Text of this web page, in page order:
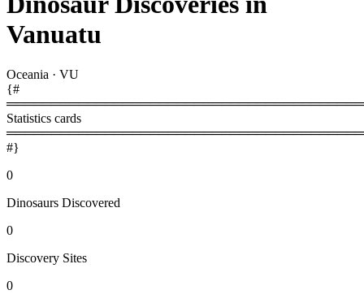
Vanuatu
Oceania · VU
{#
Statistics cards
#}
0
Dinosaurs Discovered
0
Discovery Sites
0